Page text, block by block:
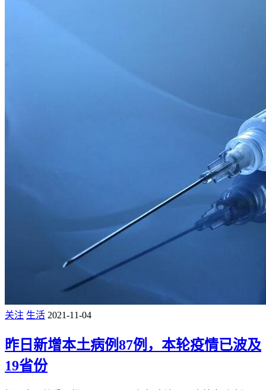
关注 生活 2021-11-04
昨日新增本土病例87例，本轮疫情已波及
19省份